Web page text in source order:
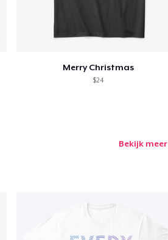
Merry Christmas
$24
Bekijk meer